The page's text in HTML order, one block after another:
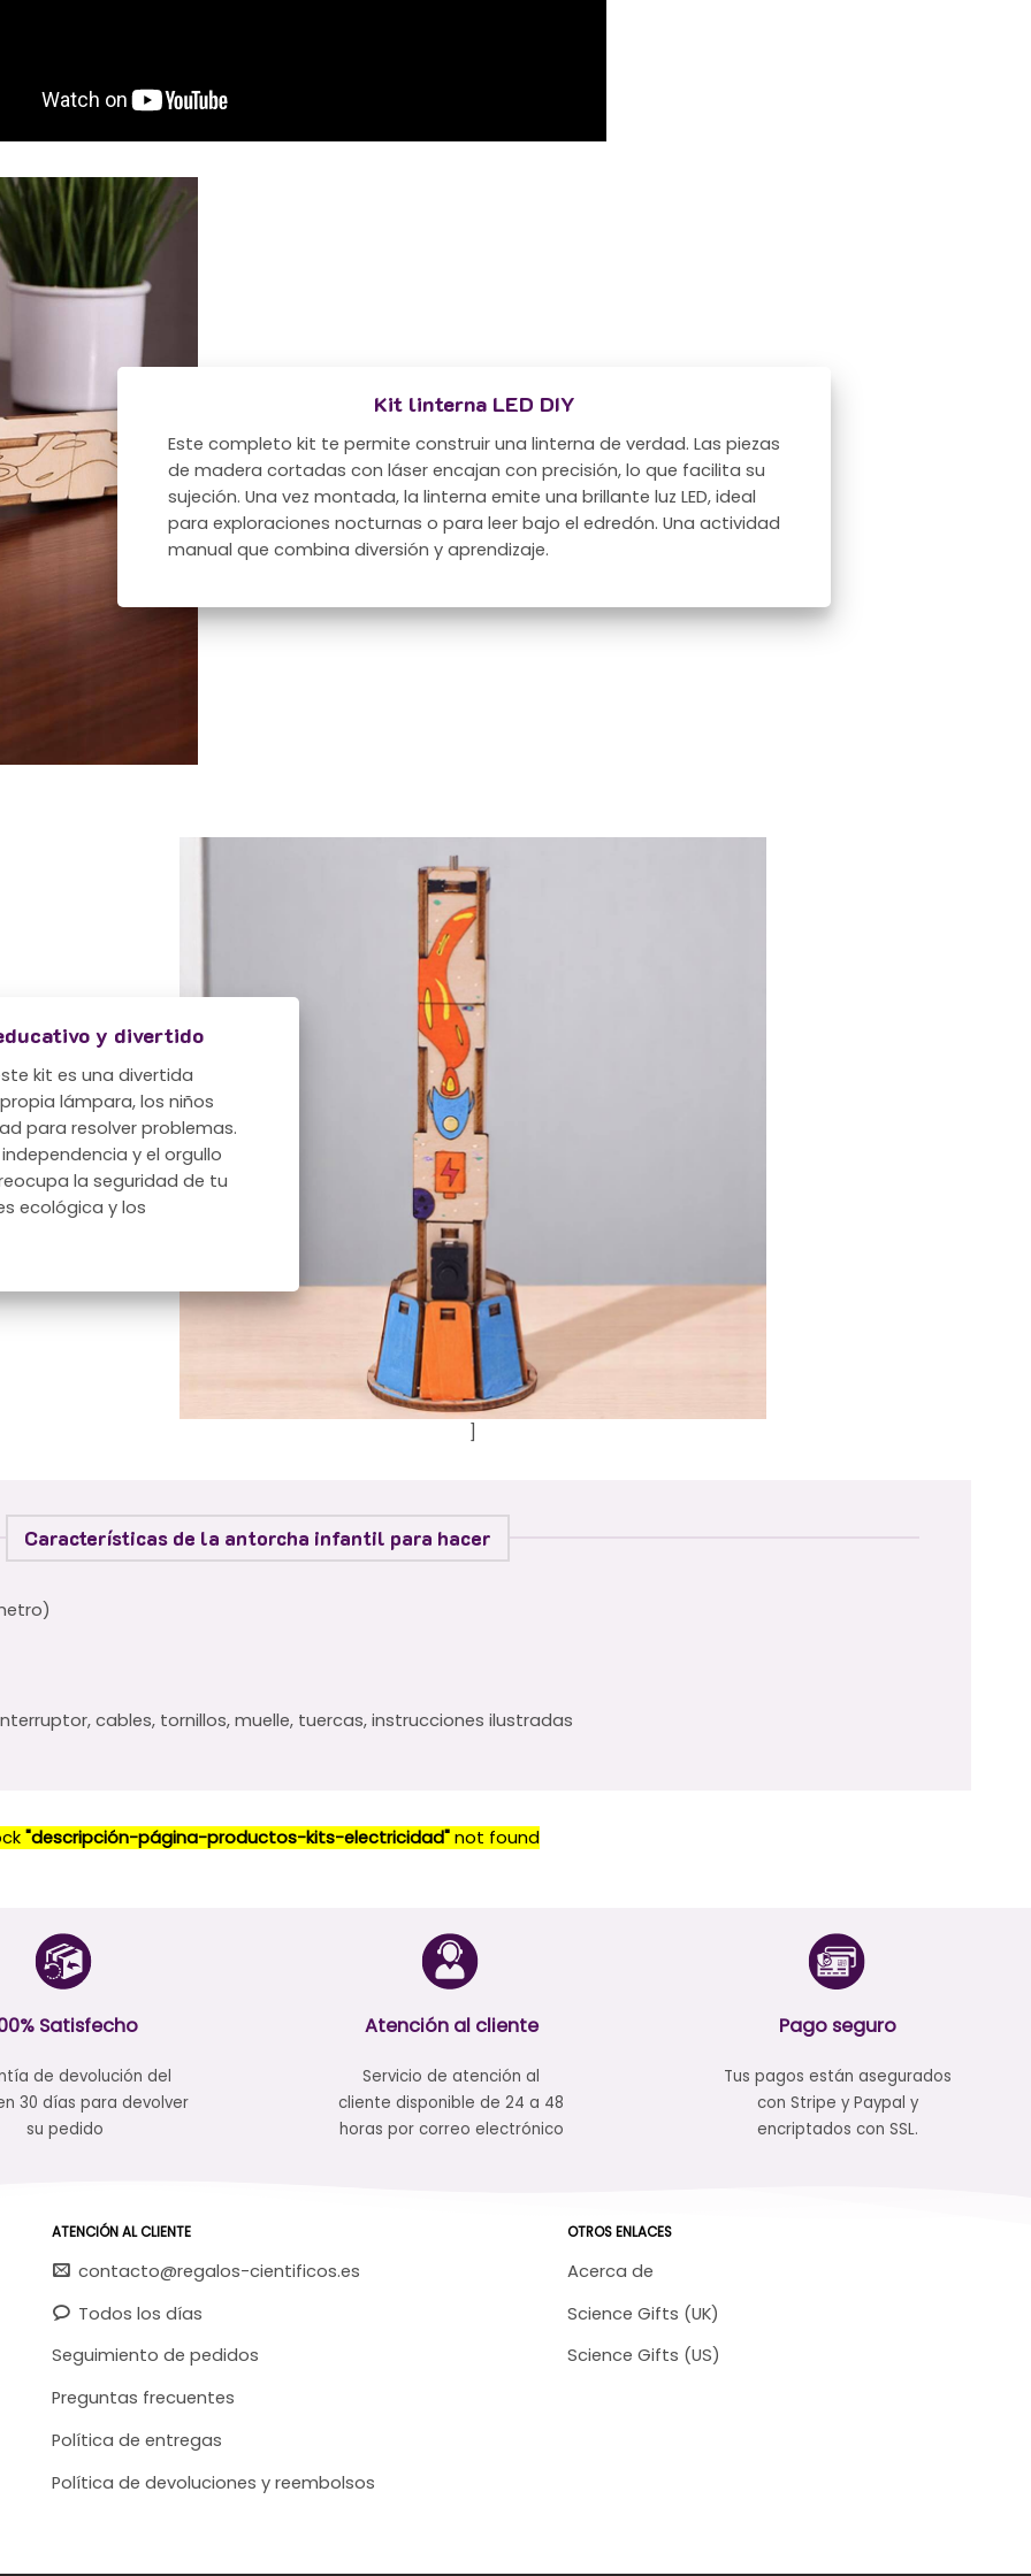
Kit linterna LED DIY
Este completo kit te permite construir una linterna de verdad. Las piezas
de madera cortadas con láser encajan con precisión, lo que facilita su
sujeción. Una vez montada, la linterna emite una brillante luz LED, ideal
para exploraciones nocturnas o para leer bajo el edredón. Una actividad
manual que combina diversión y aprendizaje.
]
y divertido
kit es una divertida
lámpara, los niños
para resolver problemas.
y el orgullo
la seguridad de tu
ecológica y los
Características de la antorcha infantil para hacer
interruptor, cables, tornillos, muelle, tuercas, instrucciones ilustradas
"descripción-página-productos-kits-electricidad"not found
Satisfecho
de devolución del
30 días para devolver
su pedido
Atención al cliente
Servicio de atención al
cliente disponible de 24 a 48
horas por correo electrónico
Pago seguro
Tus pagos están asegurados
con Stripe y Paypal y
encriptados con SSL.
ATENCIÓN AL CLIENTE
contacto@regalos-cientificos.es
Todos los días
Seguimiento de pedidos
Preguntas frecuentes
Política de entregas
Política de devoluciones y reembolsos
OTROS ENLACES
Acerca de
Science Gifts (UK)
Science Gifts (US)